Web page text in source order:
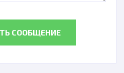
СООБЩЕНИЕ